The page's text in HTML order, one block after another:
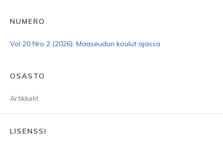
NUMERO
Vol 20 Nro 2 (2026): Maaseudun koulut ajassa
OSASTO
Artikkelit
LISENSSI